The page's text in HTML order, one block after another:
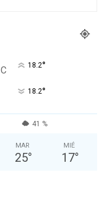
C 18.2°
18.2°
41 %
MAR
25°
MIÉ
17°